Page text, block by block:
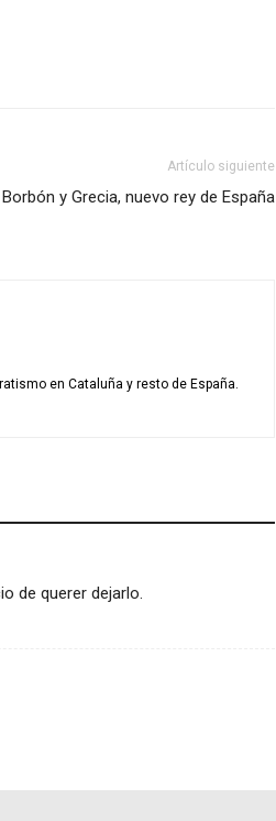
Artículo siguiente
y Grecia, nuevo rey de España
en Cataluña y resto de España.
de querer dejarlo.